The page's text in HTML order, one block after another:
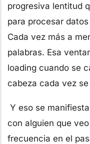
progresiva lentitud
para procesar
Cada vez más a
palabras. Esa
loading cuando se
cabeza cada vez
Y eso se
con alguien que
frecuencia en el